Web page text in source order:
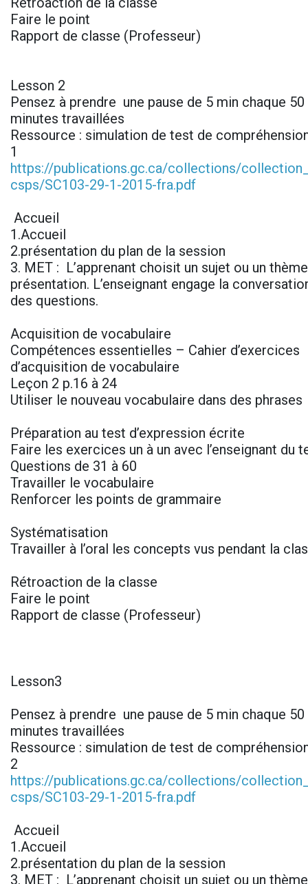
Faire le point
Rapport de classe (Professeur)
Lesson 2
Pensez à prendre une pause de 5 min chaque 50
minutes travaillées
Ressource : simulation de test de
1
https://publications.gc.ca/collections/
csps/SC103-29-1-2015-fra.pdf
Accueil
1.Accueil
2.présentation du plan de la session
3. MET : L’apprenant choisit un sujet ou un
présentation. L’enseignant engage la
des questions.
Acquisition de vocabulaire
Compétences essentielles – Cahier d’exercices
d’acquisition de vocabulaire
Leçon 2 p.16 à 24
Utiliser le nouveau vocabulaire dans des phrases
Préparation au test d’expression écrite
Faire les exercices un à un avec l’enseignant du
Questions de 31 à 60
Travailler le vocabulaire
Renforcer les points de grammaire
Systématisation
Travailler à l’oral les concepts vus pendant la
Rétroaction de la classe
Faire le point
Rapport de classe (Professeur)
Lesson3
Pensez à prendre une pause de 5 min chaque 50
minutes travaillées
Ressource : simulation de test de
2
https://publications.gc.ca/collections/
csps/SC103-29-1-2015-fra.pdf
Accueil
1.Accueil
2.présentation du plan de la session
3. MET : L’apprenant choisit un sujet ou un